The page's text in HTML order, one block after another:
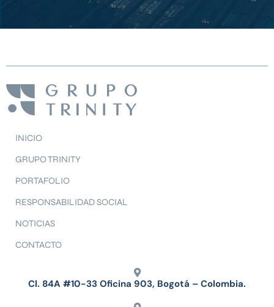
INICIO
GRUPO TRINITY
PORTAFOLIO
RESPONSABILIDAD SOCIAL
NOTICIAS
CONTACTO
Cl. 84A #10-33 Oficina 903, Bogotá – Colombia.